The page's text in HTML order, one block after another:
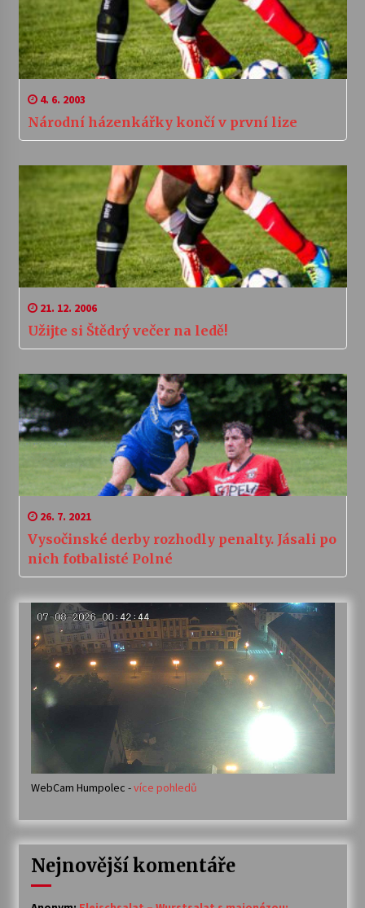
4. 6. 2003
Národní házenkářky končí v první lize
21. 12. 2006
Užijte si Štědrý večer na ledě!
26. 7. 2021
Vysočinské derby rozhodly penalty. Jásali po
nich fotbalisté Polné
WebCam Humpolec -více pohledů
Nejnovější komentáře